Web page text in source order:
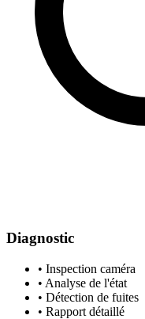
Diagnostic
• Inspection caméra
• Analyse de l'état
• Détection de fuites
• Rapport détaillé